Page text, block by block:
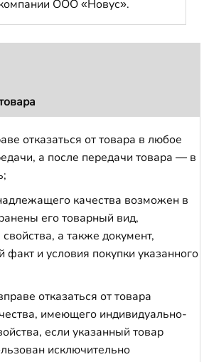
ООО «Новус».
отказаться от товара в любое
а после передачи товара — в
качества возможен в
его товарный вид,
а также документ,
и условия покупки указанного
отказаться от товара
имеющего индивидуально-
если указанный товар
исключительно